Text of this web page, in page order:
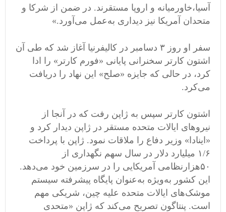
آسیا،خاورمیانه و اروپا مستقرند. در ضمن از شرکا و
متحدان آمریکا نیز دیداری بهعمل می آورد.»
سفر او روز ۳ دسامبر در کالیفرنیا آغاز شد که طی آن
اشتون کارتر سخنرانی پایانی «فورم کارتر » را ادا
کرد، در حالی که جایزه «صلح» این نهاد را دریافت
میکرد.
اشتون کارتر سپس به ژاپن رفت که در آنجا از
نیروهای ایالات متحده مستقر در ژاپن دیدار کرد و
« اینادا »‌ وزیر دفاع را ملاقات نمود. ژاپن با پرداخت
۱ /
۶ میلیارد دلار در سال سهم نگهداری از
۵۰هزارنظامی آمریکایی را در سرزمین خود میدهد.
این کشور بهویژه بهعنوان پایگاه پیشرفته سیستم
موشکهای ایالات متحده علیه چین، شریکی مهم
است. پنتاگون تصریح میکند که ژاپن «متحدی